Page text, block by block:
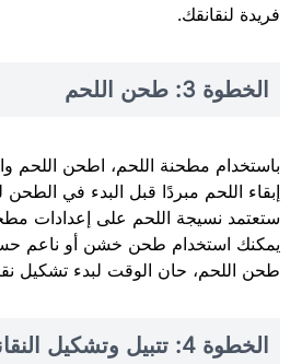
فريدة لنقانقك.
الخطوة 3: طحن اللحم
باستخدام مطحنة اللحم، اطحن اللحم
إبقاء اللحم مبردًا قبل البدء في الطحن
ستعتمد نسيجة اللحم على إعدادات
يمكنك استخدام طحن خشن أو ناعم
طحن اللحم، حان الوقت لبدء تشكيل
الخطوة 4: تتبيل وتشكيل النقانق